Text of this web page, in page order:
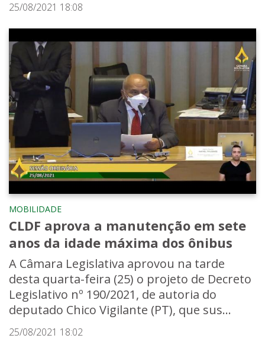
25/08/2021 18:08
MOBILIDADE
CLDF aprova a manutenção em sete
anos da idade máxima dos ônibus
A Câmara Legislativa aprovou na tarde
desta quarta-feira (25) o projeto de Decreto
Legislativo nº 190/2021, de autoria do
deputado Chico Vigilante (PT), que sus...
25/08/2021 18:02